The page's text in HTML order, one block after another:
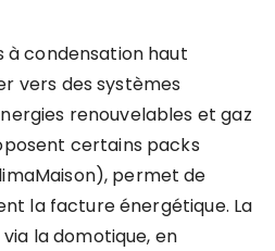
à condensation haut
vers des systèmes
renouvelables et gaz
certains packs
permet de
la facture énergétique. La
la domotique, en